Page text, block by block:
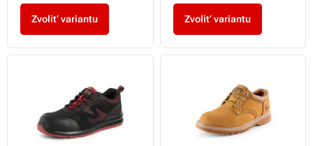
Zvoliť variantu Zvoliť variantu